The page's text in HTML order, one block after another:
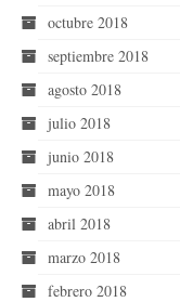
octubre 2018
septiembre 2018
agosto 2018
julio 2018
junio 2018
mayo 2018
abril 2018
marzo 2018
febrero 2018